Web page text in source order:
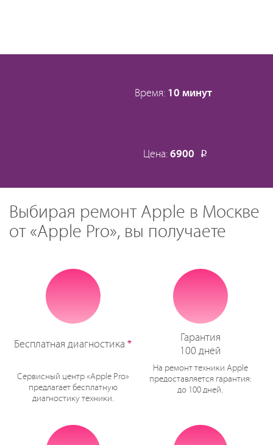
Время: 10 минут
Цена: 6900 Р
Выбирая ремонт Apple в Москве
от «Apple Pro», вы получаете
Бесплатная диагностика *
Сервисный центр «Apple Pro»
предлагает бесплатную
диагностику техники.
Гарантия
100 дней
На ремонт техники Apple
предоставляется гарантия:
до 100 дней.